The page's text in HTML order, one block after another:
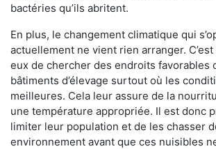
bactéries qu’ils abritent.
En plus, le changement climatique qui
actuellement ne vient rien arranger.
eux de chercher des endroits favorables
bâtiments d’élevage surtout où les
meilleures. Cela leur assure de la
une température appropriée. Il est donc
limiter leur population et de les chasser
environnement avant que ces nuisibles